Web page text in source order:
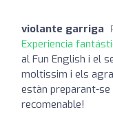
violante garriga
Experiencia
al Fun English i el
moltissim i els
estàn preparant-se
recomenable!